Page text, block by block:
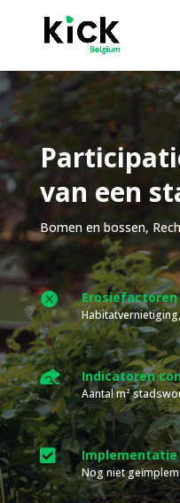
van een
Bomen en bossen,
 Erosiefactoren
 Indicatoren
Aantal m²
 Implementatie
Nog niet